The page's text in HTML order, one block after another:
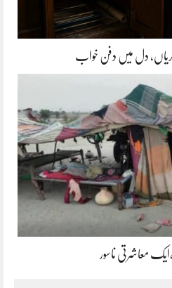
دل میں دفن خواب
،ایک معاشرتی ناسور